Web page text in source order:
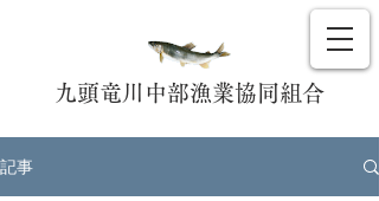
九頭竜川中部漁業協同組合
記事